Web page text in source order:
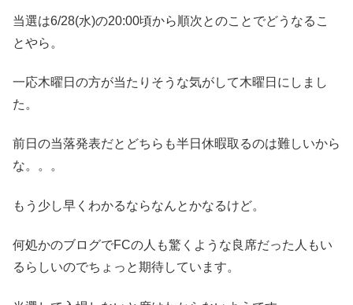
当選は6/28(水)の20:00頃から順次とのことでどうなるこ
とやら。
一応木曜日の方が当たりそうな気がして木曜日にしまし
た。
前日の当落発表だとどちらも半日休暇取るのは難しいから
な。。。
もう少し早くわかるならなんとかなるけど。
何処かのブログでFCの人も驚くような良席だった人もい
るらしいのでちょっと期待しています。